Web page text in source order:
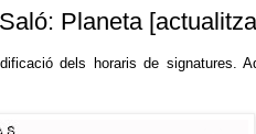
Planeta
dels horaris de signatures.